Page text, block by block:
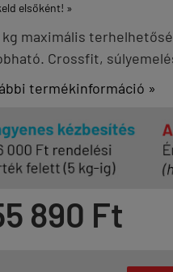
elsőként! »
kg maximális
Crossfit,
termékinformáció »
890 Ft